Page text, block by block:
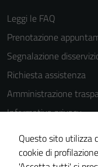
Leggi le FAQ
Prenotazione
Segnalazione
Richiesta assistenza
Amministrazione
Informativa privacy
Cookie Policy
Note legali
Questo sito utilizza
cookie di